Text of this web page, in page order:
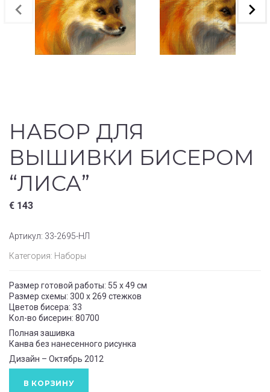
НАБОР ДЛЯ
ВЫШИВКИ БИСЕРОМ
“ЛИСА”
€ 143
Артикул: 33-2695-НЛ
Категория: Наборы
Размер готовой работы: 55 x 49 см
Размер схемы: 300 x 269 cтежков
Цветов бисера: 33
Кол-во бисерин: 80700
Полная зашивка
Канва без нанесенного рисунка
Дизайн – Октябрь 2012
В КОРЗИНУ